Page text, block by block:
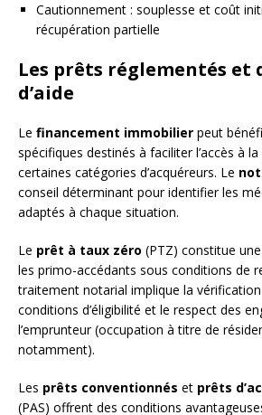
Cautionnement : souplesse et coût
récupération partielle
Les prêts réglementés et
d’aide
Le financement immobilier peut
spécifiques destinés à faciliter l’accès à
certaines catégories d’acquéreurs. Le
conseil déterminant pour identifier les
adaptés à chaque situation.
Le prêt à taux zéro (PTZ) constitue
les primo-accédants sous conditions de
traitement notarial implique la
conditions d’éligibilité et le respect des
l’emprunteur (occupation à titre de
notamment).
Les prêts conventionnés et prêts
(PAS) offrent des conditions